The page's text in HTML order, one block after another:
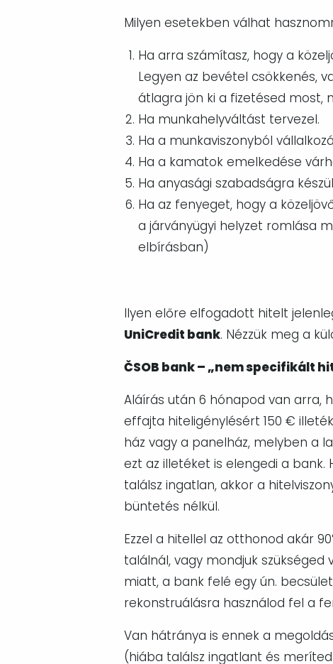
Milyen esetekben válhat
Ha arra számítasz, hogy a
Legyen az bevétel csökkenés,
átlagra jön ki a fizetésed most,
Ha munkahelyváltást tervezel.
Ha a munkaviszonyból
Ha a kamatok emelkedése
Ha anyasági szabadságra
Ha az fenyeget, hogy a
a járványügyi helyzet romlása
elbírásban)
Ilyen előre elfogadott hitelt
UniCredit bank. Nézzük meg a
ČSOB bank – „nem specifikált
Aláírás után 6 hónapod van arra,
effajta hiteligénylésért 150 €
ház vagy a panelház, melyben a
ezt az illetéket is elengedi a
találsz ingatlan, akkor a
büntetés nélkül.
Ezzel a hitellel az otthonod akár
találnál, vagy mondjuk
miatt, a bank felé egy ún.
rekonstruálásra használod fel a
Van hátránya is ennek a
(hiába találsz ingatlant és